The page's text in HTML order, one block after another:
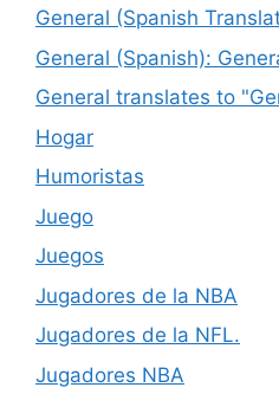
General (Spanish
General (Spanish):
General translates to
Hogar
Humoristas
Juego
Juegos
Jugadores de la NBA
Jugadores de la NFL.
Jugadores NBA